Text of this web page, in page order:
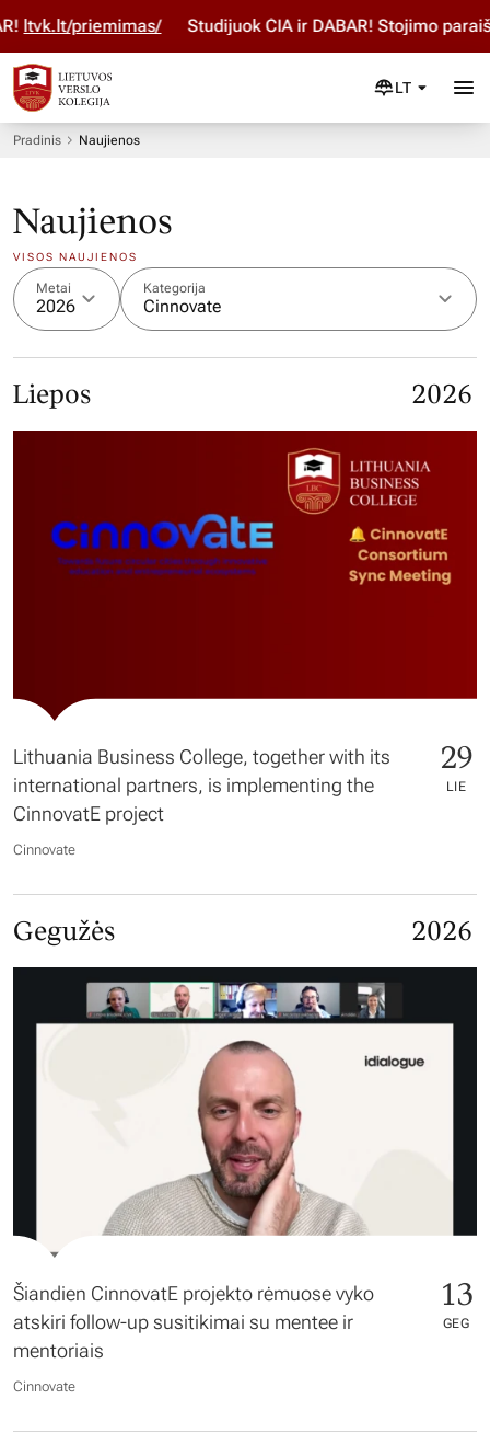
priemimas/ Studijuok ČIA ir DABAR! Stojimo paraišką
LT
Pradinis Naujienos
Naujienos
VISOS NAUJIENOS
Metai
2026
Kategorija
Cinnovate
Liepos 2026
Lithuania Business College, together with its
international partners, is implementing the
CinnovatE project
29
LIE
Cinnovate
Gegužės 2026
Šiandien CinnovatE projekto rėmuose vyko
atskiri follow-up susitikimai su mentee ir
mentoriais
13
GEG
Cinnovate